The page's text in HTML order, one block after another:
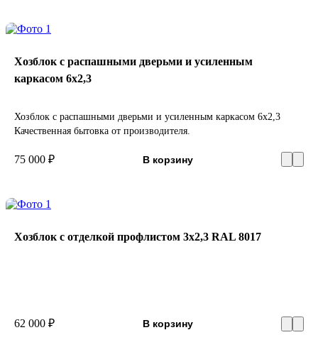
Хозблок с распашными дверьми и усиленным
каркасом 6х2,3
Хозблок с распашными дверьми и усиленным каркасом 6х2,3
Качественная бытовка от производителя.
75 000 ₽ В корзину
Хозблок с отделкой профлистом 3х2,3 RAL 8017
62 000 ₽ В корзину